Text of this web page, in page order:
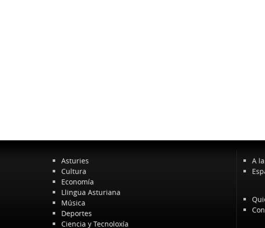
Asturies
Cultura
Economía
Llingua Asturiana
Música
Deportes
Ciencia y Tecnoloxía
A